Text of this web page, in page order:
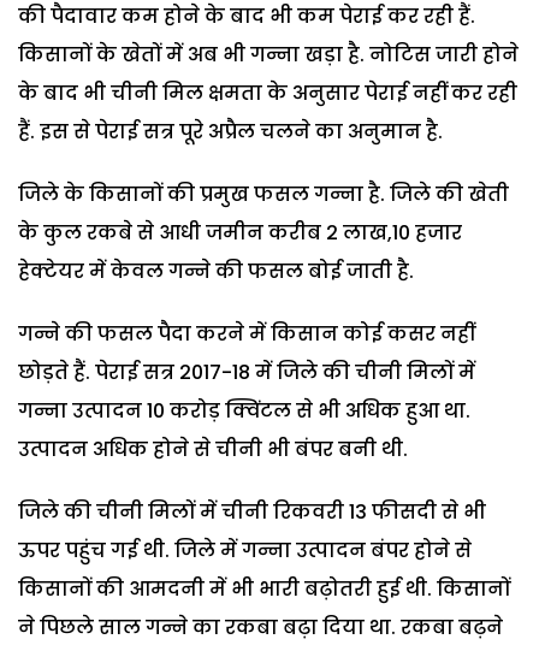
की पैदावार कम होने के बाद भी कम पेराई कर रही हैं.
किसानों के खेतों में अब भी गन्ना खड़ा है. नोटिस जारी होने
के बाद भी चीनी मिल क्षमता के अनुसार पेराई नहीं कर रही
हैं. इस से पेराई सत्र पूरे अप्रैल चलने का अनुमान है.
जिले के किसानों की प्रमुख फसल गन्ना है. जिले की खेती
के कुल रकबे से आधी जमीन करीब 2 लाख,10 हजार
हेक्टेयर में केवल गन्ने की फसल बोई जाती है.
गन्ने की फसल पैदा करने में किसान कोई कसर नहीं
छोड़ते हैं. पेराई सत्र 2017-18 में जिले की चीनी मिलों में
गन्ना उत्पादन 10 करोड़ क्विंटल से भी अधिक हुआ था.
उत्पादन अधिक होने से चीनी भी बंपर बनी थी.
जिले की चीनी मिलों में चीनी रिकवरी 13 फीसदी से भी
ऊपर पहुंच गई थी. जिले में गन्ना उत्पादन बंपर होने से
किसानों की आमदनी में भी भारी बढ़ोतरी हुई थी. किसानों
ने पिछले साल गन्ने का रकबा बढ़ा दिया था. रकबा बढ़ने